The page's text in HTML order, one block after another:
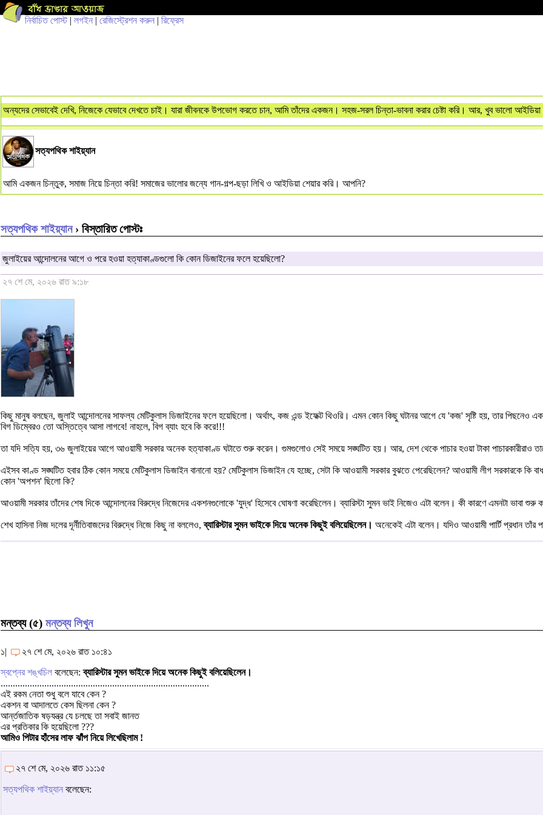
নির্বাচিত পোস্ট| লগইন | রেজিস্ট্রেশন করুন | রিফ্রেস
অন্যদের সেভাবেই দেখি, নিজেকে যেভাবে দেখতে চাই। যারা জীবনকে উপভোগ করতে চান, আমি তাঁদের একজন। সহজ-সরল চিন্তা-ভাবনা করার চেষ্টা করি। আর, খুব ভালো আইডিয়া
সত্যপথিক শাইয়্যান
আমি একজন চিন্তুক, সমাজ নিয়ে চিন্তা করি! সমাজের ভালোর জন্যে গান-গল্প-ছড়া লিখি ও আইডিয়া শেয়ার করি। আপনি?
সত্যপথিক শাইয়্যান› বিস্তারিত পোস্টঃ
জুলাইয়ের আন্দোলনের আগে ও পরে হওয়া হত্যাকাণ্ডগুলো কি কোন ডিজাইনের ফলে হয়েছিলো?
২৭ শে মে, ২০২৬ রাত ৯:১৮
কিছু মানুষ বলছেন, জুলাই আন্দোলনের সাফল্য মেটিকুলাস ডিজাইনের ফলে হয়েছিলো। অর্থাৎ, কজ এন্ড ইফেক্ট থিওরি। এমন কোন কিছু ঘটানর আগে যে 'কজ' সৃষ্টি হয়, তার পিছনেও
বিগ ডিম্বেরও তো অস্তিত্বে আসা লাগবে! নাহলে, বিগ ব্যাং হবে কি করে!!!
তা যদি সত্যি হয়, ৩৬ জুলাইয়ের আগে আওয়ামী সরকার অনেক হত্যাকাণ্ড ঘটাতে শুরু করেন। গুমগুলোও সেই সময়ে সঙ্ঘটিত হয়। আর, দেশ থেকে পাচার হওয়া টাকা পাচারকারীরাও
এইসব কাণ্ড সঙ্ঘটিত হবার ঠিক কোন সময়ে মেটিকুলাস ডিজাইন বানানো হয়? মেটিকুলাস ডিজাইন যে হচ্ছে, সেটা কি আওয়ামী সরকার বুঝতে পেরেছিলেন? আওয়ামী লীগ সরকারকে কি
কোন 'অপশন' ছিলো কি?
আওয়ামী সরকার তাঁদের শেষ দিকে আন্দোলনের বিরুদ্ধে নিজেদের একশনগুলোকে 'যুদ্ধ' হিসেবে ঘোষণা করেছিলেন। ব্যারিস্টা সুমন ভাই নিজেও এটা বলেন। কী কারণে এমনটা ভাবা শুরু
শেখ হাসিনা নিজ দলের দূর্নীতিবাজদের বিরুদ্ধে নিজে কিছু না বললেও,ব্যারিস্টার সুমন ভাইকে দিয়ে অনেক কিছুই বলিয়েছিলেন। অনেকেই এটা বলেন। যদিও আওয়ামী পার্টি প্রধান তাঁর
মন্তব্য (৫) মন্তব্য লিখুন
১| ২৭ শে মে, ২০২৬ রাত ১০:৪১
স্বপ্নের শঙ্খচিল বলেছেন:ব্যারিস্টার সুমন ভাইকে দিয়ে অনেক কিছুই বলিয়েছিলেন।
......................................................................................
এই রকম নেতা শুধু বলে যাবে কেন ?
একশন বা আদালতে কেস ছিলনা কেন ?
আর্ন্তজাতিক ষড়যন্ত্র যে চলছে তা সবাই জানত
এর প্রতিকার কি হয়েছিলো ???
আমিও পিটার হাঁসের লাফ ঝাঁপ নিয়ে লিখেছিলাম !
২৭ শে মে, ২০২৬ রাত ১১:১৫
সত্যপথিক শাইয়্যান বলেছেন: